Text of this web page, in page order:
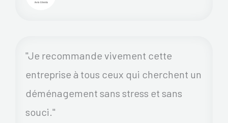
"Je recommande vivement cette
entreprise à tous ceux qui cherchent un
déménagement sans stress et sans
souci."